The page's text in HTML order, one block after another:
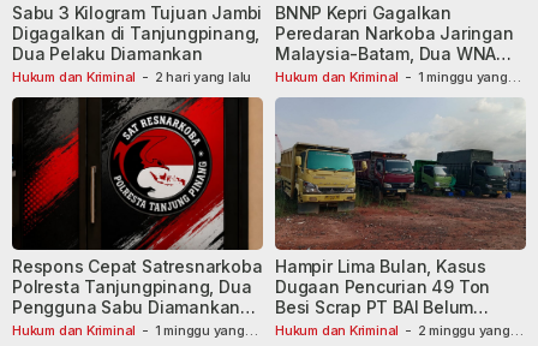
Hukum dan Kriminal - 2 hari yang lalu
Sabu 3 Kilogram Tujuan Jambi
Digagalkan di Tanjungpinang,
Dua Pelaku Diamankan
Hukum dan Kriminal - 1 minggu yang
BNNP Kepri Gagalkan
Peredaran Narkoba Jaringan
Malaysia-Batam, Dua WNA
Masih Diburu
Hukum dan Kriminal - 1 minggu yang
Respons Cepat Satresnarkoba
Polresta Tanjungpinang, Dua
Pengguna Sabu Diamankan
Usai Dilaporkan ke Call Center
Hukum dan Kriminal - 2 minggu yang
Hampir Lima Bulan, Kasus
Dugaan Pencurian 49 Ton
Besi Scrap PT BAI Belum
Tetapkan Tersangka